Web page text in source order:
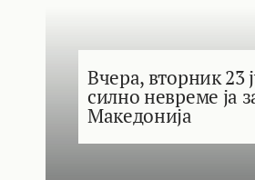
Вчера, вторник 23
силно невреме ја
Македонија